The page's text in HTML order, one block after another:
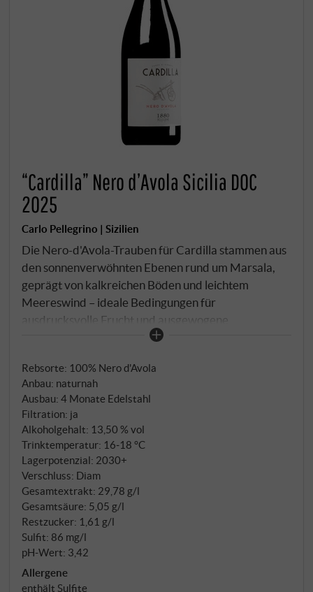
“Cardilla” Nero d’Avola Sicilia DOC
2025
Carlo Pellegrino | Sizilien
Die Nero-d'Avola-Trauben für Cardilla stammen aus
den sonnenverwöhnten Ebenen rund um Marsala,
geprägt von kalkreichen Böden und leichtem
Meereswind – ideale Bedingungen für
ausdrucksvolle Frucht und ausgewogene
Reife. Dunkles Rubinrot mit purpurnem Schimmer.
etwas Pflaume und mediterrane Kräuter, unterlegt
von einer würzigen Nuance. Am Gaumen weich und
rund, mit sanften Tanninen, reifer Frucht und einem
dezenten Hauch von Schokolade im Abgang. Der
Ausbau im Edelstahltank betont Frische und
Sortentypizität. Ein unkomplizierter, aber
charaktervoller Nero d'Avola für jeden Tag.
SUPERIORE.DE
Rebsorte: 100% Nero d'Avola
Anbau: naturnah
Ausbau: 4 Monate Edelstahl
Filtration: ja
Alkoholgehalt: 13,50 % vol
Trinktemperatur: 16‑18 °C
Lagerpotenzial: 2030+
Verschluss: Diam
Gesamtextrakt: 29,78 g/l
Gesamtsäure: 5,05 g/l
Restzucker: 1,61 g/l
Sulfit: 86 mg/l
pH-Wert: 3,42
Allergene
enthält Sulfite